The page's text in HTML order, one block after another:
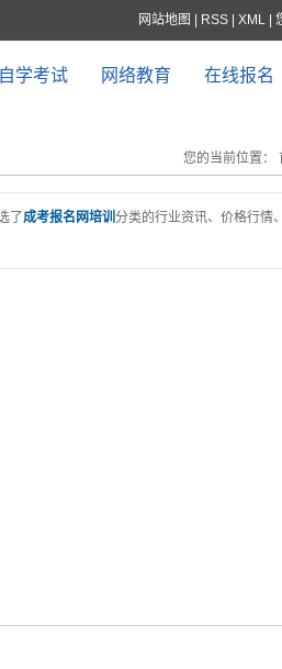
网站地图 RSS XML
自学考试 网络教育 在线报名
您的当前位置：
了成考报名网培训 分类的行业资讯、价格行情